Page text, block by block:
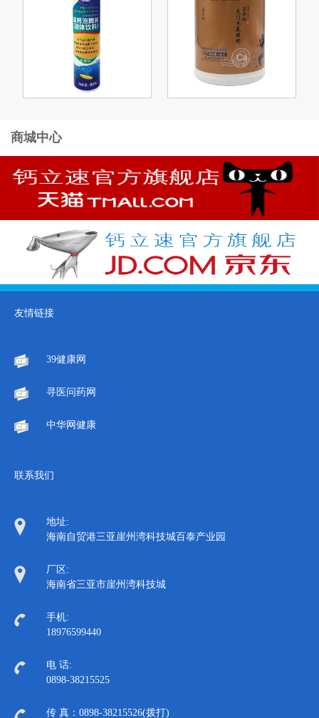
商城中心
友情链接
39健康网
寻医问药网
中华网健康
联系我们
地址:
海南自贸港三亚崖州湾科技城百泰产业园
厂区:
海南省三亚市崖州湾科技城
手机:
18976599440
电 话:
0898-38215525
传 真： 0898-38215526(拨打)